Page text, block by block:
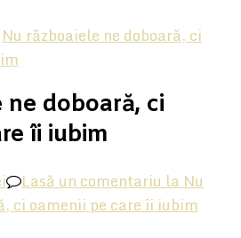
Nu războaiele ne doboară, ci
ne doboară, ci
îi iubim
Lasă un comentariu la Nu
ci oamenii pe care îi iubim